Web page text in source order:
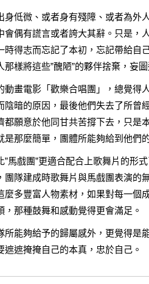
低微、或者身有殘障、或者為外
偶有謊言或者誇大其辭。只是，
得志而忘記了本初，忘記帶給自
樣將這些”醜陋”的夥伴捨棄，妄圖
畫電影「歡樂合唱團」，總覺得
暗的原因，最後他們失去了所曾
願意於他同甘共苦撐下去，只是
那麼簡單，團體所能夠給到他們
馬戲團”更適合配合上歌舞片的形
隊建成時歌舞片與馬戲團表演的
多豐富人物素材，如果對每一個
那種鼓舞和感動覺得更會滿足。
所能夠給予的歸屬感外，更覺得是
遮掩掩自己的本真，忠於自己。